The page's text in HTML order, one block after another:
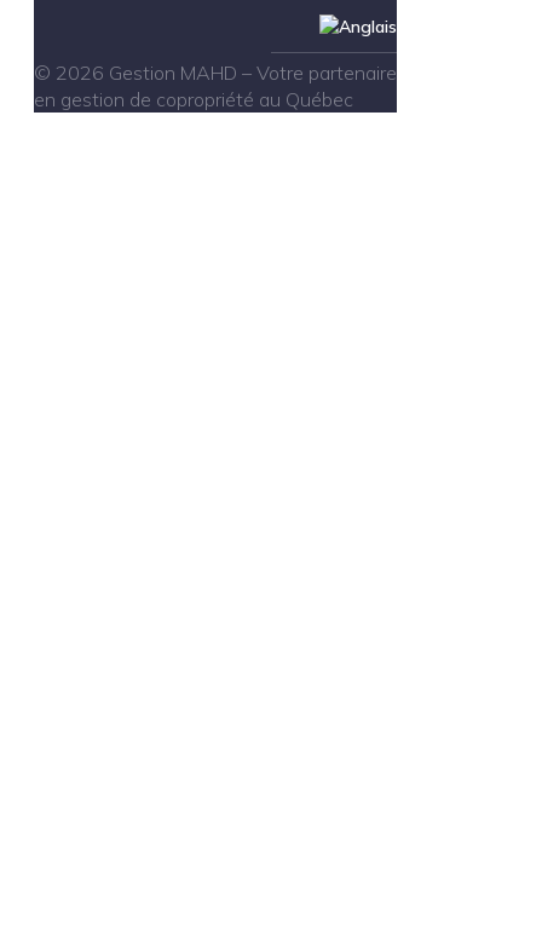
© 2026 Gestion MAHD – Votre partenaire
en gestion de copropriété au Québec